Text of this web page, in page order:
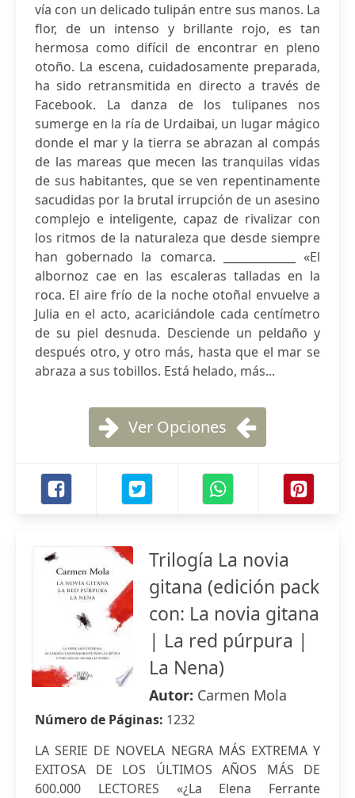
vía con un delicado tulipán entre sus manos. La
flor, de un intenso y brillante rojo, es tan
hermosa como difícil de encontrar en pleno
otoño. La escena, cuidadosamente preparada,
ha sido retransmitida en directo a través de
Facebook. La danza de los tulipanes nos
sumerge en la ría de Urdaibai, un lugar mágico
donde el mar y la tierra se abrazan al compás
de las mareas que mecen las tranquilas vidas
de sus habitantes, que se ven repentinamente
sacudidas por la brutal irrupción de un asesino
complejo e inteligente, capaz de rivalizar con
los ritmos de la naturaleza que desde siempre
han gobernado la comarca. _____________ «El
albornoz cae en las escaleras talladas en la
roca. El aire frío de la noche otoñal envuelve a
Julia en el acto, acariciándole cada centímetro
de su piel desnuda. Desciende un peldaño y
después otro, y otro más, hasta que el mar se
abraza a sus tobillos. Está helado, más...
Ver Opciones
Trilogía La novia
gitana (edición pack
con: La novia gitana
| La red púrpura |
La Nena)
Autor: Carmen Mola
Número de Páginas: 1232
LA SERIE DE NOVELA NEGRA MÁS EXTREMA Y
EXITOSA DE LOS ÚLTIMOS AÑOS MÁS DE
600.000 LECTORES «¿La Elena Ferrante